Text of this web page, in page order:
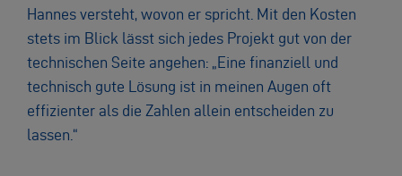
Hannes versteht, wovon er spricht. Mit den Kosten
stets im Blick lässt sich jedes Projekt gut von der
technischen Seite angehen: „Eine finanziell und
technisch gute Lösung ist in meinen Augen oft
effizienter als die Zahlen allein entscheiden zu
lassen.“